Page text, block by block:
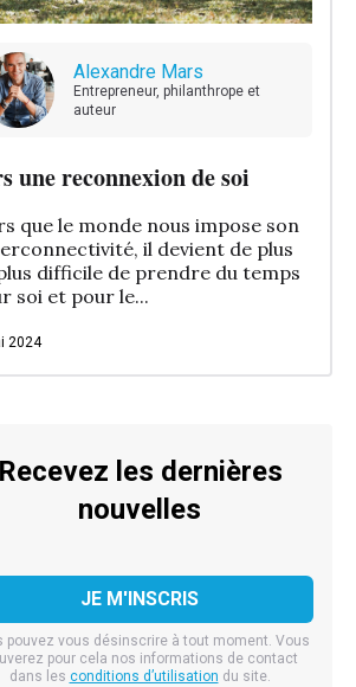
Alexandre Mars
Entrepreneur, philanthrope et
auteur
une reconnexion de soi
que le monde nous impose son
il devient de plus
difficile de prendre du temps
soi et pour le...
2024
Recevez les dernières
nouvelles
pouvez vous désinscrire à tout moment. Vous
pour cela nos informations de contact
dans les conditions d’utilisation du site.